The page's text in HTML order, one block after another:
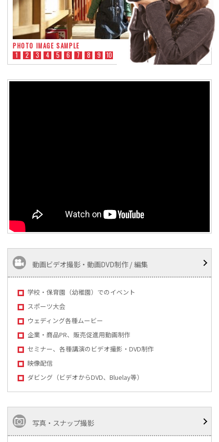
PHOTO IMAGE SAMPLE
1
2 3 4 5 6 7 8 9 10
動画ビデオ撮影・動画DVD制作 / 編集
学校・保育園（幼稚園）でのイベント
スポーツ大会
ウェディング各種ムービー
企業・商品PR、販売促進用動画制作
セミナー、各種講演のビデオ撮影・DVD制作
映像配信
ダビング（ビデオからDVD、Bluelay等）
写真・スナップ撮影